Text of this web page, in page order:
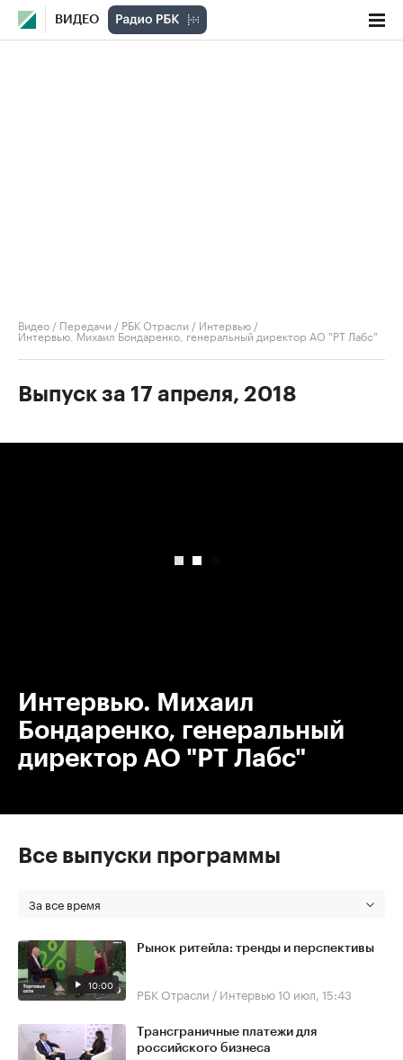
ВИДЕО
Видео / Передачи / РБК Отрасли / Интервью /
Интервью. Михаил Бондаренко, генеральный директор АО "РТ Лабс"
Выпуск за 17 апреля, 2018
Интервью. Михаил
Бондаренко, генеральный
директор АО "РТ Лабс"
Все выпуски программы
За все время
10:00
Рынок ритейла: тренды и перспективы
РБК Отрасли / Интервью10 июл, 15:43
Трансграничные платежи для
российского бизнеса